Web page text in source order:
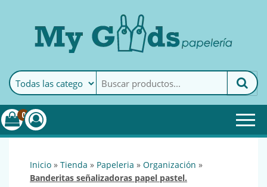
MyGoods · PapeleríaMy Goods es tu papelería
online de confianza. Podrás
encontrar todo lo necesario
0
inicio » tienda » papeleria » organización »
banderitas señalizadoras papel pastel.